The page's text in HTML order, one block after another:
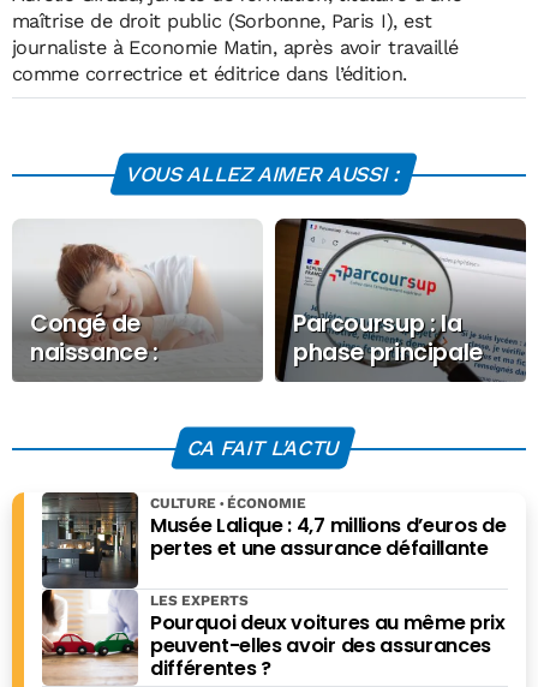
maîtrise de droit public (Sorbonne, Paris I), est
journaliste à Economie Matin, après avoir travaillé
comme correctrice et éditrice dans l’édition.
VOUS ALLEZ AIMER AUSSI :
Congé de
naissance :
salaire, durée… ce
(déjà) du futur
Parcoursup : la
phase principale
s’achève sans
de 126.000
candidats
CA FAIT L'ACTU
Musée Lalique : 4,7 millions d’euros de
pertes et une assurance défaillante
CULTURE ÉCONOMIE
Pourquoi deux voitures au même prix
peuvent-elles avoir des assurances
différentes ?
LES EXPERTS